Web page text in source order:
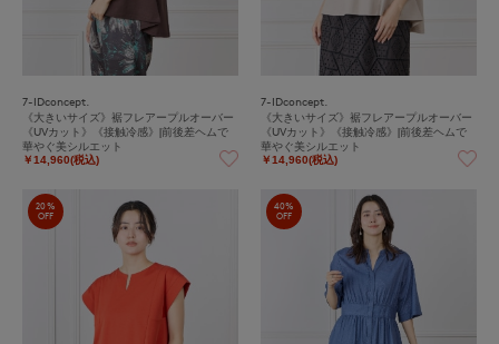
7-IDconcept.
《大きいサイズ》裾フレアープルオーバー
《UVカット》《接触冷感》|前後差ヘムで
華やぐ美シルエット
￥14,960(税込)
7-IDconcept.
《大きいサイズ》裾フレアープルオーバー
《UVカット》《接触冷感》|前後差ヘムで
華やぐ美シルエット
￥14,960(税込)
20%
OFF
40%
OFF